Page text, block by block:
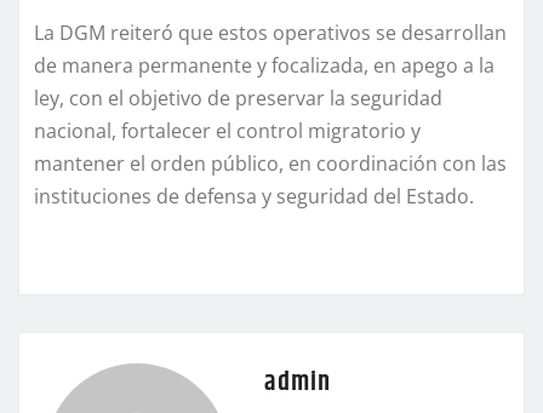
La DGM reiteró que estos operativos se desarrollan
de manera permanente y focalizada, en apego a la
ley, con el objetivo de preservar la seguridad
nacional, fortalecer el control migratorio y
mantener el orden público, en coordinación con las
instituciones de defensa y seguridad del Estado.
admin